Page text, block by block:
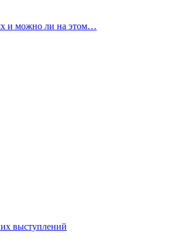
и можно ли на этом…
выступлений